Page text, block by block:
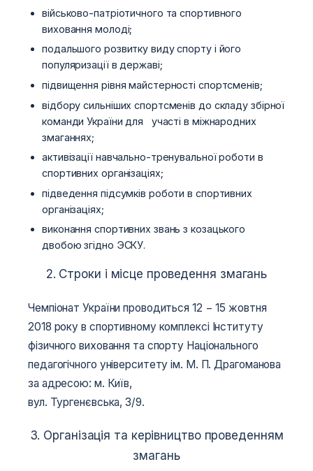
військово-патріотичного та спортивного
виховання молоді;
подальшого розвитку виду спорту і його
популяризації в державі;
підвищення рівня майстерності спортсменів;
відбору сильніших спортсменів до складу збірної
команди України для участі в міжнародних
змаганнях;
активізації навчально-тренувальної роботи в
спортивних організаціях;
підведення підсумків роботи в спортивних
організаціях;
виконання спортивних звань з козацького
двобою згідно ЭСКУ.
2. Строки і місце проведення змагань
Чемпіонат України проводиться 12 − 15 жовтня
2018 року в спортивному комплексі Інституту
фізичного виховання та спорту Національного
педагогічного університету ім. М. П. Драгоманова
за адресою: м. Київ,
вул. Тургенєвська, 3/9.
3. Організація та керівництво проведенням
змагань